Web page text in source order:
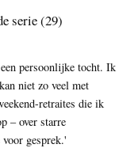
serie (29)
persoonlijke tocht. Ik
niet zo veel met
retraites die ik
– over starre
gesprek.'